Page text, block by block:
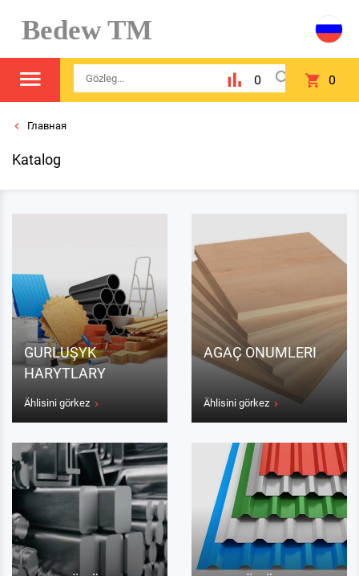
Bedew TM
0 0
Главная
Katalog
GURLUŞYK
HARYTLARY
Ählisini görkez
AGAÇ ONUMLERI
Ählisini görkez